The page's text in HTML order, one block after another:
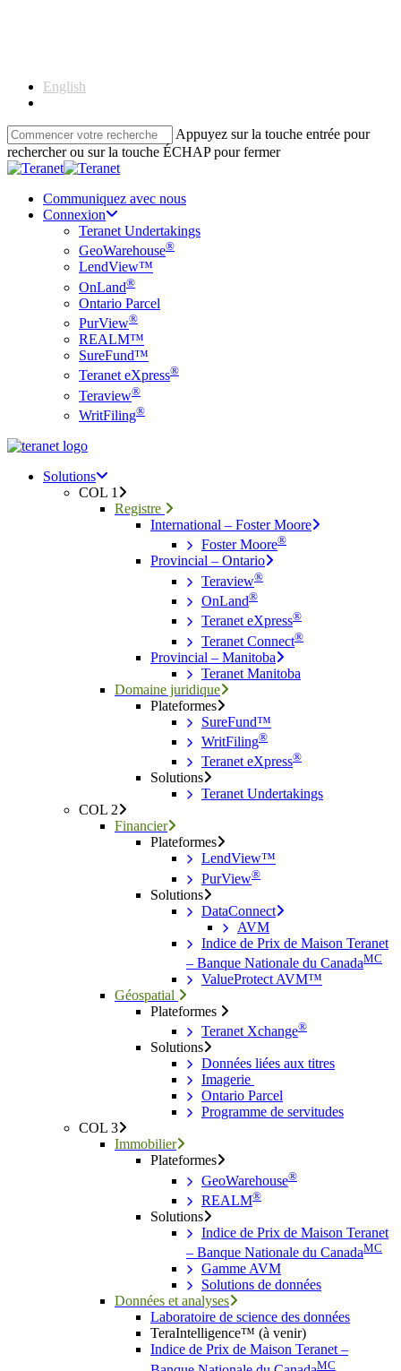
English
Appuyez sur la touche entrée pour
rechercher ou sur la touche ÉCHAP pour fermer
Close
Communiquez avec nous
Connexion
Teranet Undertakings
GeoWarehouse®
LendView™
OnLand®
Ontario Parcel
PurView®
REALM™
SureFund™
Teranet eXpress®
Teraview®
WritFiling®
Menu
search
Menu
Solutions
COL 1
Registre
International – Foster Moore
Foster Moore®
Provincial – Ontario
Teraview®
OnLand®
Teranet eXpress®
Teranet Connect®
Provincial – Manitoba
Teranet Manitoba
Domaine juridique
Plateformes
SureFund™
WritFiling®
Teranet eXpress®
Solutions
Teranet Undertakings
COL 2
Financier
Plateformes
LendView™
PurView®
Solutions
DataConnect
AVM
Indice de Prix de Maison Teranet
– Banque Nationale du CanadaMC
ValueProtect AVM™
Géospatial
Plateformes
Teranet Xchange®
Solutions
Données liées aux titres
Imagerie
Ontario Parcel
Programme de servitudes
COL 3
Immobilier
Plateformes
GeoWarehouse®
REALM®
Solutions
Indice de Prix de Maison Teranet
– Banque Nationale du CanadaMC
Gamme AVM
Solutions de données
Données et analyses
Laboratoire de science des données
TeraIntelligence™ (à venir)
Indice de Prix de Maison Teranet –
MC